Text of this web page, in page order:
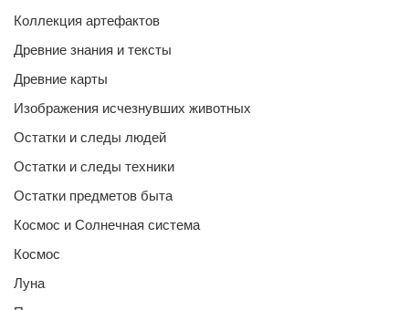
Коллекция артефактов
Древние знания и тексты
Древние карты
Изображения исчезнувших животных
Остатки и следы людей
Остатки и следы техники
Остатки предметов быта
Космос и Солнечная система
Космос
Луна